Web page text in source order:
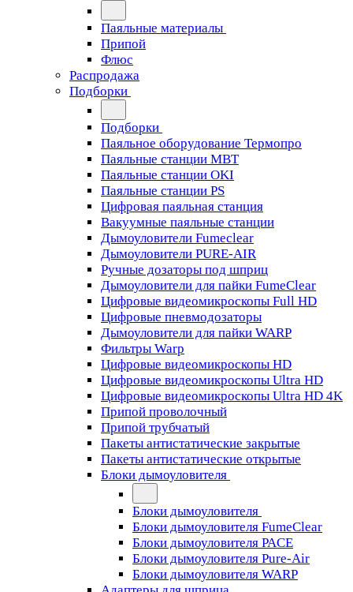
Паяльные материалы
Припой
Флюс
Распродажа
Подборки
Подборки
Паяльное оборудование Термопро
Паяльные станции MBT
Паяльные станции OKI
Паяльные станции PS
Цифровая паяльная станция
Вакуумные паяльные станции
Дымоуловители Fumeclear
Дымоуловители PURE-AIR
Ручные дозаторы под шприц
Дымоуловители для пайки FumeClear
Цифровые видеомикроскопы Full HD
Цифровые пневмодозаторы
Дымоуловители для пайки WARP
Фильтры Warp
Цифровые видеомикроскопы HD
Цифровые видеомикроскопы Ultra HD
Цифровые видеомикроскопы Ultra HD 4K
Припой проволочный
Припой трубчатый
Пакеты антистатические закрытые
Пакеты антистатические открытые
Блоки дымоуловителя
Блоки дымоуловителя
Блоки дымоуловителя FumeClear
Блоки дымоуловителя PACE
Блоки дымоуловителя Pure-Air
Блоки дымоуловителя WARP